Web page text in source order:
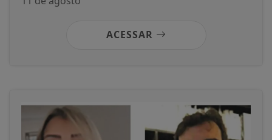
ACESSAR